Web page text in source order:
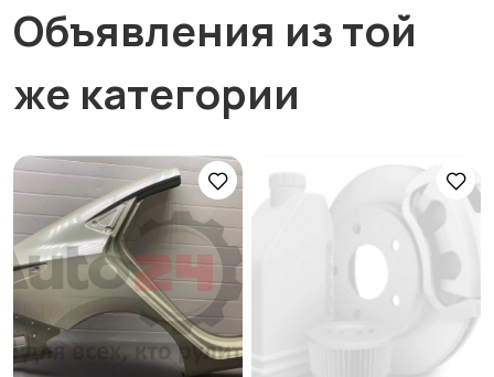
Объявления из той
же категории